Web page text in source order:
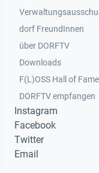
dorf FreundInnen
Footer 3
über DORFTV
Downloads
F(L)OSS Hall of Fame
Footer 4
DORFTV empfangen
Instagram
Facebook
Twitter
Email